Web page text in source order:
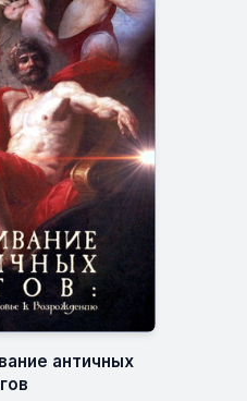
античных